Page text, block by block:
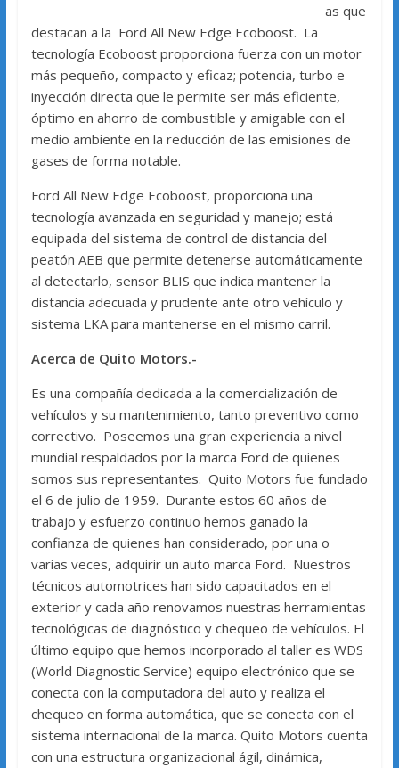
as que
destacan a la Ford All New Edge Ecoboost. La
tecnología Ecoboost proporciona fuerza con un motor
más pequeño, compacto y eficaz; potencia, turbo e
inyección directa que le permite ser más eficiente,
óptimo en ahorro de combustible y amigable con el
medio ambiente en la reducción de las emisiones de
gases de forma notable.
Ford All New Edge Ecoboost, proporciona una
tecnología avanzada en seguridad y manejo; está
equipada del sistema de control de distancia del
peatón AEB que permite detenerse automáticamente
al detectarlo, sensor BLIS que indica mantener la
distancia adecuada y prudente ante otro vehículo y
sistema LKA para mantenerse en el mismo carril.
Acerca de Quito Motors.-
Es una compañía dedicada a la comercialización de
vehículos y su mantenimiento, tanto preventivo como
correctivo. Poseemos una gran experiencia a nivel
mundial respaldados por la marca Ford de quienes
somos sus representantes. Quito Motors fue fundado
el 6 de julio de 1959. Durante estos 60 años de
trabajo y esfuerzo continuo hemos ganado la
confianza de quienes han considerado, por una o
varias veces, adquirir un auto marca Ford. Nuestros
técnicos automotrices han sido capacitados en el
exterior y cada año renovamos nuestras herramientas
tecnológicas de diagnóstico y chequeo de vehículos. El
último equipo que hemos incorporado al taller es WDS
(World Diagnostic Service) equipo electrónico que se
conecta con la computadora del auto y realiza el
chequeo en forma automática, que se conecta con el
sistema internacional de la marca. Quito Motors cuenta
con una estructura organizacional ágil, dinámica,